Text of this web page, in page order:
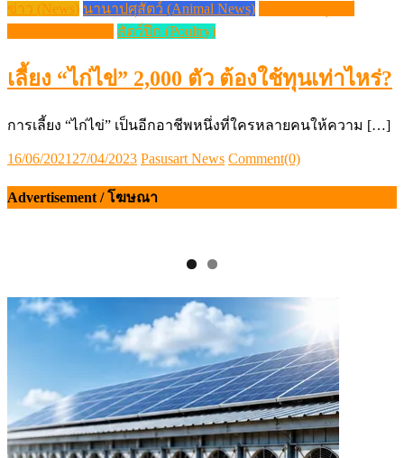
ข่าว (News) นานาปศุสัตว์ (Animal News)
สัตว์ปีก (Poultry)
เลี้ยง “ไก่ไข่” 2,000 ตัว ต้องใช้ทุนเท่าไหร่?
การเลี้ยง “ไก่ไข่” เป็นอีกอาชีพหนึ่งที่ใครหลายคนให้ความ […]
Posted
16/06/2021 27/04/2023 Author
Pasusart News Comment(0)
Advertisement / โฆษณา